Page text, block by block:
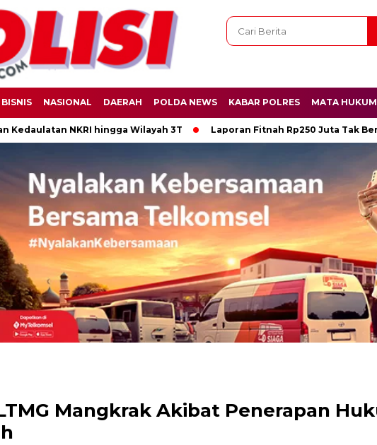
BISNIS NASIONAL DAERAH POLDA NEWS KABAR POLRES MATA HUKUM
NKRI hingga Wilayah 3T Laporan Fitnah Rp250 Juta Tak Berproses
Mangkrak Akibat Penerapan